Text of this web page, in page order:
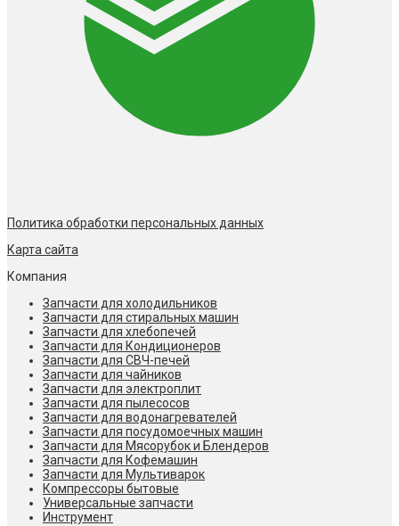
Политика обработки персональных данных
Карта сайта
Компания
Запчасти для холодильников
Запчасти для стиральных машин
Запчасти для хлебопечей
Запчасти для Кондиционеров
Запчасти для СВЧ-печей
Запчасти для чайников
Запчасти для электроплит
Запчасти для пылесосов
Запчасти для водонагревателей
Запчасти для посудомоечных машин
Запчасти для Мясорубок и Блендеров
Запчасти для Кофемашин
Запчасти для Мультиварок
Компрессоры бытовые
Универсальные запчасти
Инструмент